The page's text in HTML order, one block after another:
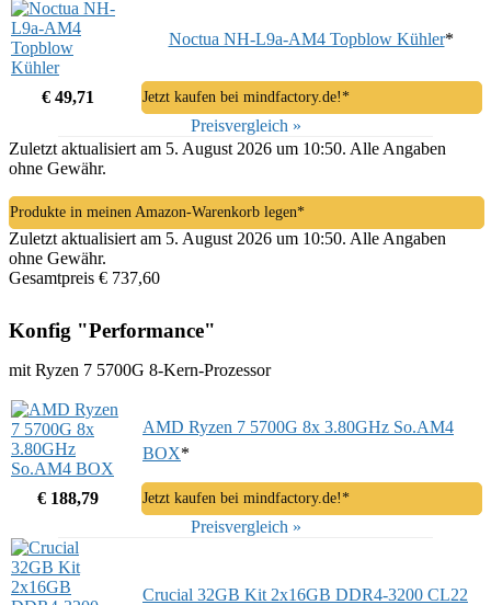
Noctua NH-L9a-AM4 Topblow Kühler*
€ 49,71 Jetzt kaufen bei mindfactory.de!*
Preisvergleich »
Zuletzt aktualisiert am 5. August 2026 um 10:50. Alle Angaben
ohne Gewähr.
Produkte in meinen Amazon-Warenkorb legen*
Zuletzt aktualisiert am 5. August 2026 um 10:50. Alle Angaben
ohne Gewähr.
Gesamtpreis € 737,60
Konfig "Performance"
mit Ryzen 7 5700G 8-Kern-Prozessor
AMD Ryzen 7 5700G 8x 3.80GHz So.AM4
BOX*
€ 188,79 Jetzt kaufen bei mindfactory.de!*
Preisvergleich »
Crucial 32GB Kit 2x16GB DDR4-3200 CL22